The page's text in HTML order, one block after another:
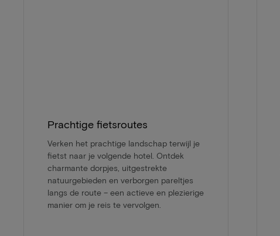
Prachtige fietsroutes
Verken het prachtige landschap terwijl je
fietst naar je volgende hotel. Ontdek
charmante dorpjes, uitgestrekte
natuurgebieden en verborgen pareltjes
langs de route – een actieve en plezierige
manier om je reis te vervolgen.